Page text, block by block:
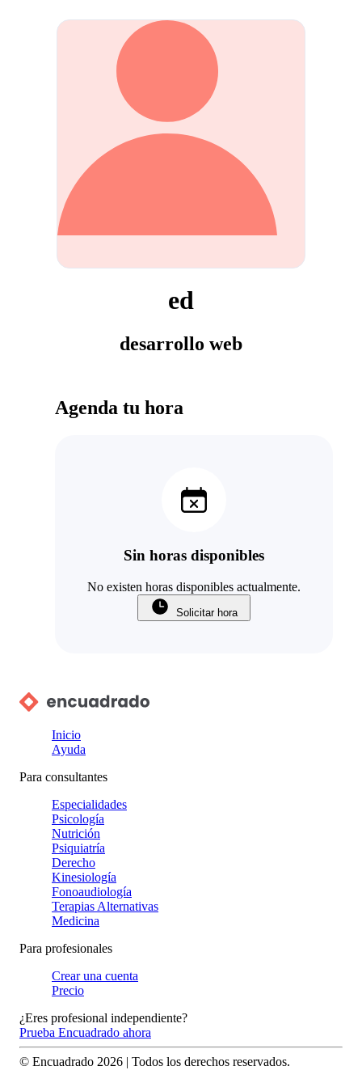
ed
desarrollo web
Agenda tu hora
Sin horas disponibles
No existen horas disponibles actualmente.
Solicitar hora
Inicio
Ayuda
Para consultantes
Especialidades
Psicología
Nutrición
Psiquiatría
Derecho
Kinesiología
Fonoaudiología
Terapias Alternativas
Medicina
Para profesionales
Crear una cuenta
Precio
¿Eres profesional independiente?
Prueba Encuadrado ahora
© Encuadrado 2026 | Todos los derechos reservados.